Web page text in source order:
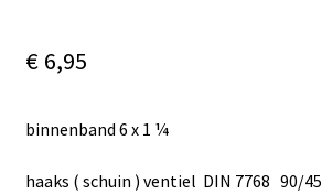
€6,95
binnenband 6 x 1 ¼
haaks ( schuin ) ventiel DIN 7768 90/45